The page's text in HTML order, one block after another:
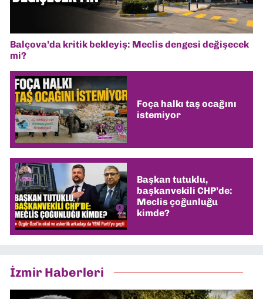
Balçova’da kritik bekleyiş: Meclis dengesi değişecek
mi?
Foça halkı taş ocağını
istemiyor
Başkan tutuklu,
başkanvekili CHP’de:
Meclis çoğunluğu
kimde?
İzmir Haberleri